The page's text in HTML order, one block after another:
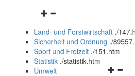
Navigationsmenü
und
schließen
Land- und Forstwirtschaft ./
Sicherheit und Ordnung ./
Sport und Freizeit ./151.htm
Statistik ./statistik.htm
Umwelt